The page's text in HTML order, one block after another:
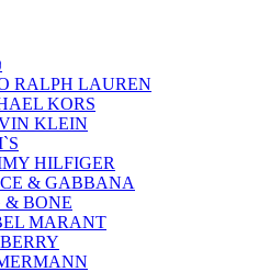
RALPH LAUREN
KORS
KLEIN
HILFIGER
& GABBANA
& BONE
MARANT